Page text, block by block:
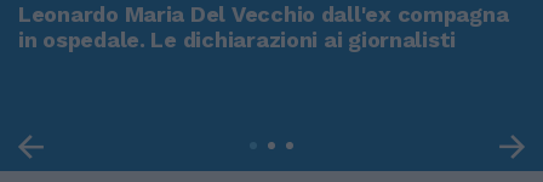
Leonardo Maria Del Vecchio dall'ex compagna
in ospedale. Le dichiarazioni ai giornalisti